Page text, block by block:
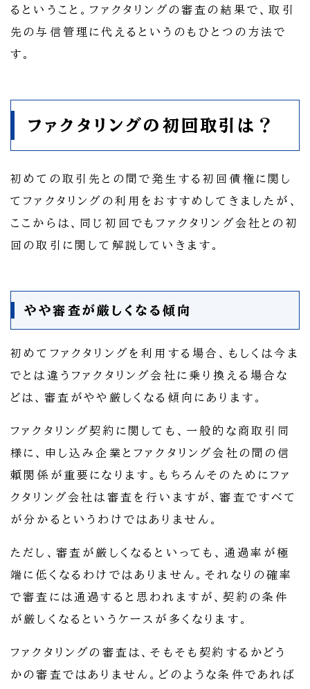
るということ。ファクタリングの審査の結果で、取引
先の与信管理に代えるというのもひとつの方法で
す。
ファクタリングの初回取引は？
初めての取引先との間で発生する初回債権に関し
てファクタリングの利用をおすすめしてきましたが、
ここからは、同じ初回でもファクタリング会社との初
回の取引に関して解説していきます。
やや審査が厳しくなる傾向
初めてファクタリングを利用する場合、もしくは今ま
でとは違うファクタリング会社に乗り換える場合な
どは、審査がやや厳しくなる傾向にあります。
ファクタリング契約に関しても、一般的な商取引同
様に、申し込み企業とファクタリング会社の間の信
頼関係が重要になります。もちろんそのためにファ
クタリング会社は審査を行いますが、審査ですべて
が分かるというわけではありません。
ただし、審査が厳しくなるといっても、通過率が極
端に低くなるわけではありません。それなりの確率
で審査には通過すると思われますが、契約の条件
が厳しくなるというケースが多くなります。
ファクタリングの審査は、そもそも契約するかどう
かの審査ではありません。どのような条件であれば